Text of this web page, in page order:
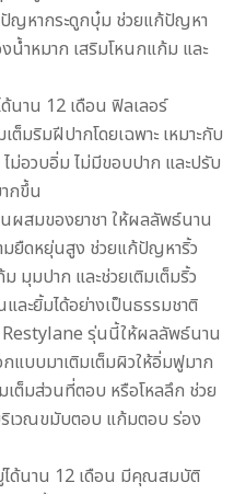
ญหากระดูกบุ๋ม ช่วยแก้ปัญหา
น้ำหมาก เสริมโหนกแก้ม และ
นาน 12 เดือน ฟิลเลอร์
มริมฝีปากโดยเฉพาะ เหมาะกับ
ม่อวบอิ่ม ไม่มีขอบปาก และปรับ
กขึ้น
ผสมของยาชา ให้ผลลัพธ์นาน
มยืดหยุ่นสูง ช่วยแก้ปัญหาริ้ว
มุมปาก และช่วยเติมเต็มริ้ว
ละยิ้มได้อย่างเป็นธรรมชาติ
Restylane รุ่นนี้ให้ผลลัพธ์นาน
แบบมาเติมเต็มผิวให้อิ่มฟูมาก
เต็มส่วนที่ตอบ หรือโหลลึก ช่วย
เวณขมับตอบ แก้มตอบ ร่อง
ได้นาน 12 เดือน มีคุณสมบัติ